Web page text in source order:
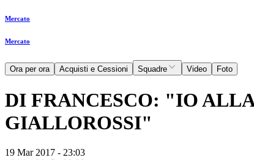
Mercato
Mercato
Ora per ora Acquisti e Cessioni Squadre Video Foto
DI FRANCESCO: "IO
GIALLOROSSI"
19 Mar 2017 - 23:03